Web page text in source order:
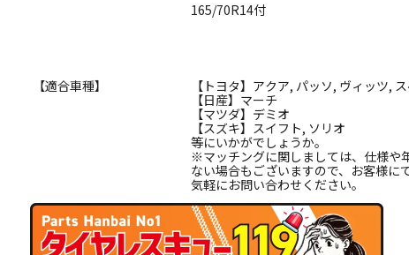
165/70R14付
【適合車種】
【トヨタ】アクア, パッソ, ヴィッツ,
【日産】マーチ
【マツダ】デミオ
【スズキ】スイフト, ソリオ
等にいかがでしょうか。
※マッチングに関しましては、仕様や
ない場合もございますので、お客様
気軽にお問い合わせください。